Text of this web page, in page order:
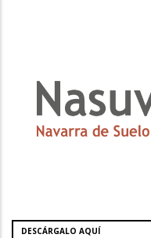
DESCÁRGALO AQUÍ